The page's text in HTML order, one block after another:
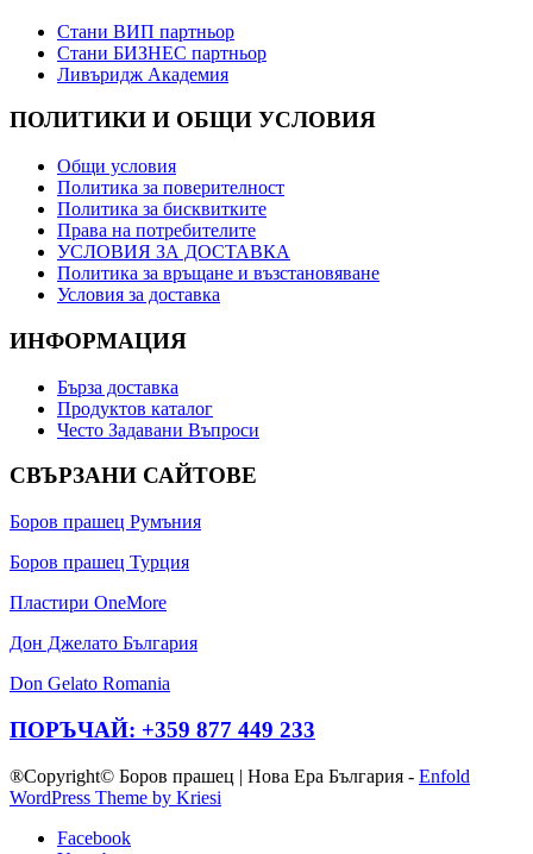
Стани ВИП партньор
Стани БИЗНЕС партньор
Ливъридж Академия
ПОЛИТИКИ И ОБЩИ УСЛОВИЯ
Общи условия
Политика за поверителност
Политика за бисквитките
Права на потребителите
УСЛОВИЯ ЗА ДОСТАВКА
Политика за връщане и възстановяване
Условия за доставка
ИНФОРМАЦИЯ
Бърза доставка
Продуктов каталог
Често Задавани Въпроси
СВЪРЗАНИ САЙТОВЕ
Боров прашец Румъния
Боров прашец Турция
Пластири OneMore
Дон Джелато България
Don Gelato Romania
ПОРЪЧАЙ: +359 877 449 233
®Copyright© Боров прашец | Нова Ера България - Enfold
WordPress Theme by Kriesi
Facebook